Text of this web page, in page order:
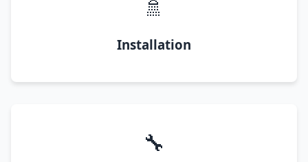
🚿
Installation
🔧